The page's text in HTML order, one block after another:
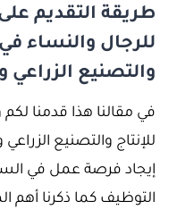
طريقة التقديم
للرجال والنساء
والتصنيع الزراعي
في مقالنا هذا قدمنا
للإنتاج والتصنيع
إيجاد فرصة عمل في
التوظيف كما ذكرنا